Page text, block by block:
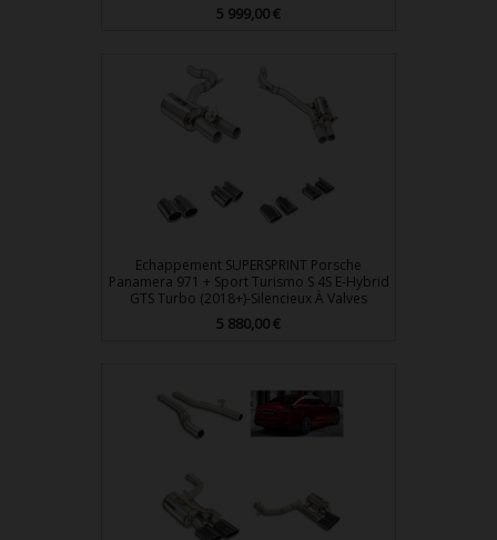
Prix
5 999,00 €
Echappement SUPERSPRINT Porsche
Panamera 971 + Sport Turismo S 4S E-Hybrid
GTS Turbo (2018+)-Silencieux À Valves
Prix
5 880,00 €